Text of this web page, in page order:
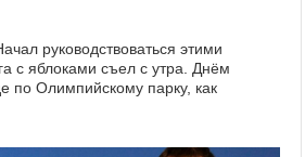
руководствоваться этими
с яблоками съел с утра. Днём
по Олимпийскому парку, как